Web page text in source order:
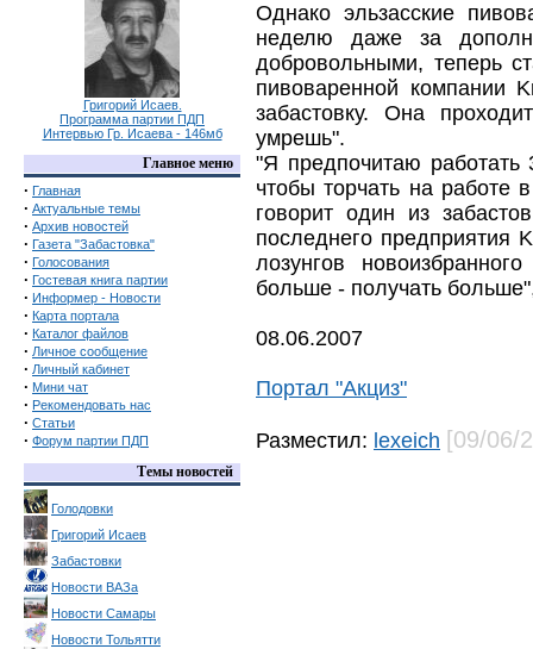
Григорий Исаев.
Программа партии ПДП
Интервью Гр. Исаева - 146мб
Главное меню
· Главная
· Актуальные темы
· Архив новостей
· Газета "Забастовка"
· Голосования
· Гостевая книга партии
· Информер - Новости
· Карта портала
· Каталог файлов
· Личное сообщение
· Личный кабинет
· Мини чат
· Рекомендовать нас
· Статьи
· Форум партии ПДП
Темы новостей
Голодовки
Григорий Исаев
Забастовки
Новости ВАЗа
Новости Самары
Новости Тольятти
Однако эльзасские
неделю даже за
добровольными, теперь
пивоваренной компании
забастовку. Она
умрешь".
"Я предпочитаю работать
чтобы торчать на работе
говорит один из
последнего предприятия
лозунгов
больше - получать
08.06.2007
Портал "Акциз"
Разместил: lexeich [09/06/